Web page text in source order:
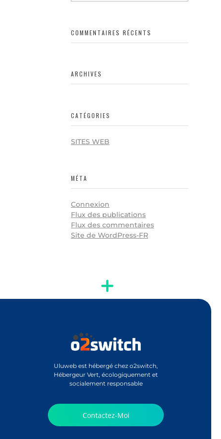
COMMENTAIRES RÉCENTS
ARCHIVES
CATÉGORIES
SITES WEB
MÉTA
Connexion
Flux des publications
Flux des commentaires
Site de WordPress-FR
Uluweb est hébergé chez o2switch,
Hébergeur Vert, écologiquement et
socialement responsable
Contactez-Moi